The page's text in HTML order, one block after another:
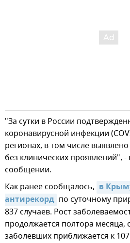
"За сутки в России
коронавирусной инфекции
регионах, в том числе
без клинических проявлений", -
сообщении.
Как ранее сообщалось, в
антирекорд по суточному
837 случаев. Рост
продолжается полтора месяца,
заболевших приближается к